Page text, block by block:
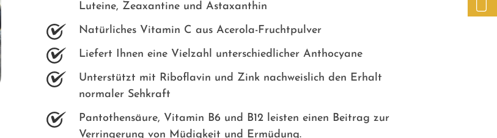
Luteine, Zeaxantine und Astaxanthin
Natürliches Vitamin C aus Acerola-Fruchtpulver
Liefert Ihnen eine Vielzahl unterschiedlicher Anthocyane
Unterstützt mit Riboflavin und Zink nachweislich den Erhalt
normaler Sehkraft
Pantothensäure, Vitamin B6 und B12 leisten einen Beitrag zur
Verringerung von Müdigkeit und Ermüdung.